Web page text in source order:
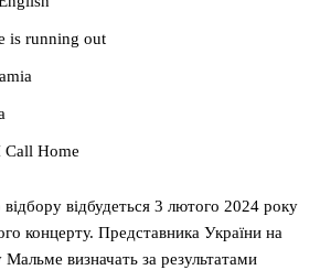
is running out
Home
відбудеться 3 лютого 2024 року
концерту. Представника України на
Мальме визначать за результатами